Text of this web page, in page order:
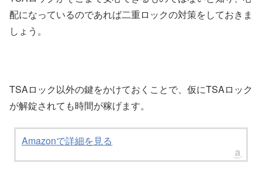
配になっているのであれば二重ロックの対策をしておきま
しょう。
TSAロック以外の鍵をかけておくことで、仮にTSAロック
が解錠されても時間が稼げます。
Amazonで詳細を見る